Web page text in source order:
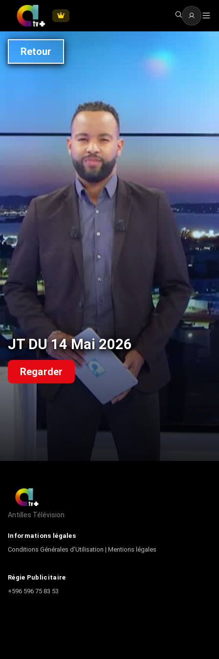
Retour
JT DU 14 Mai 2026
Regarder
Antilles Télévision
Informations légales
Conditions Générales d’Utilisation | Mentions légales
Régie Publicitaire
+596 596 75 83 53